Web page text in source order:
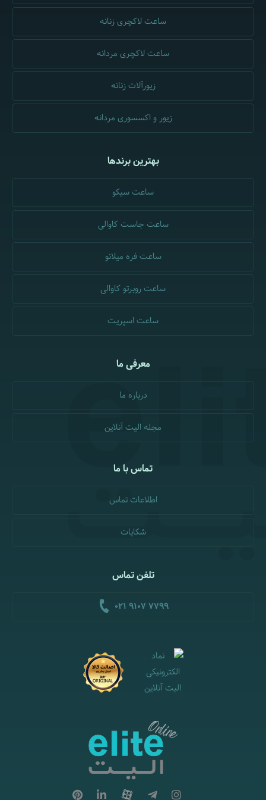
ساعت لاکچری زنانه
ساعت لاکچری مردانه
زیورآلات زنانه
زیور و اکسسوری مردانه
بهترین برندها
ساعت سیکو
ساعت جاست کاوالی
ساعت فره میلانو
ساعت روبرتو کاوالی
ساعت اسپریت
معرفی ما
درباره ما
مجله الیت آنلاین
تماس با ما
اطلاعات تماس
شکایات
تلفن تماس
021 9107 7799